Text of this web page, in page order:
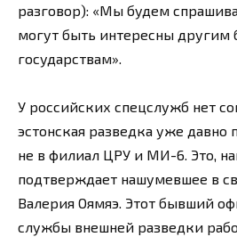
разговор): «Мы будем
могут быть интересны другим
государствам».
У российских спецслужб нет
эстонская разведка уже давно
не в филиал ЦРУ и МИ-6. Это,
подтверждает нашумевшее в
Валерия Оямяэ. Этот бывший
службы внешней разведки